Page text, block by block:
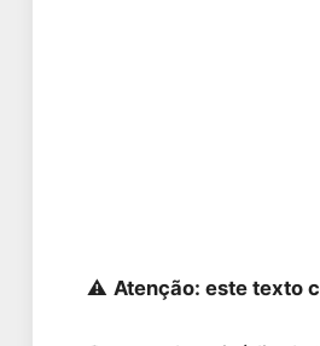
⚠️ Atenção: este texto